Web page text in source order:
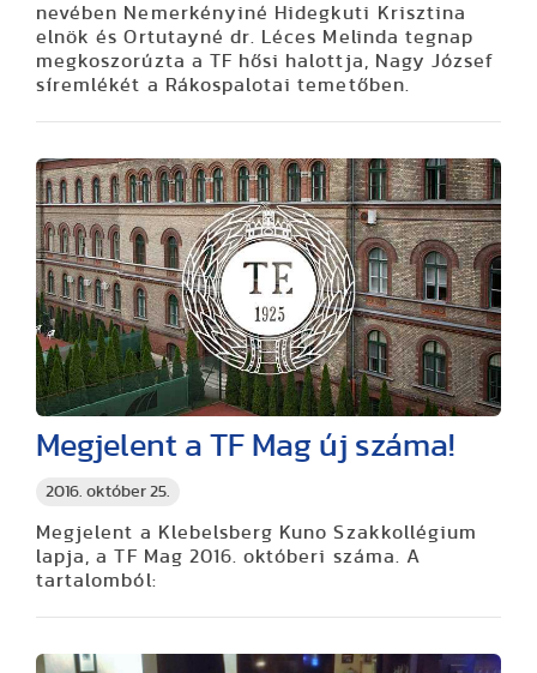
nevében Nemerkényiné Hidegkuti Krisztina
elnök és Ortutayné dr. Léces Melinda tegnap
megkoszorúzta a TF hősi halottja, Nagy József
síremlékét a Rákospalotai temetőben.
2016. október 25.
Megjelent a TF Mag új száma!
Megjelent a Klebelsberg Kuno Szakkollégium
lapja, a TF Mag 2016. októberi száma. A
tartalomból: